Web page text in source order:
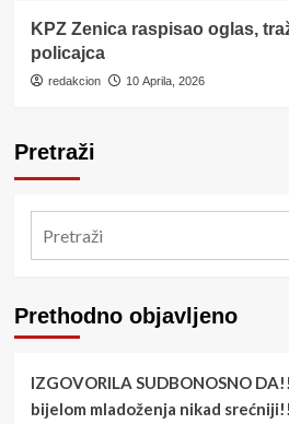
KPZ Zenica raspisao oglas,
policajca
redakcion 10 Aprila, 2026
Pretraži
Prethodno objavljeno
IZGOVORILA SUDBONOSNO
bijelom mladoženja nikad